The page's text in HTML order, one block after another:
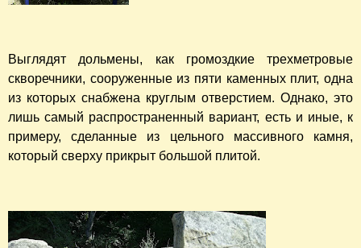
Выглядят дольмены, как громоздкие трехметровые
скворечники, сооруженные из пяти каменных плит, одна
из которых снабжена круглым отверстием. Однако, это
лишь самый распространенный вариант, есть и иные, к
примеру, сделанные из цельного массивного камня,
который сверху прикрыт большой плитой.